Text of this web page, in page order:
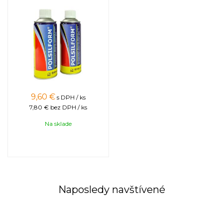
9,60 € s DPH / ks
7,80 € bez DPH / ks
Na sklade
Naposledy navštívené